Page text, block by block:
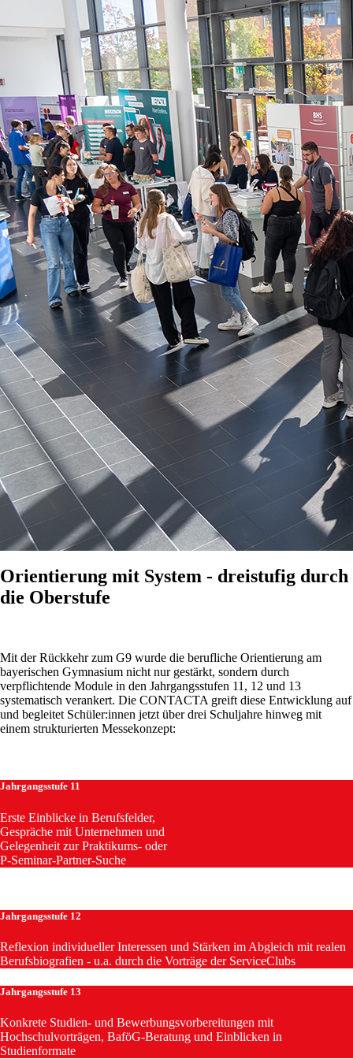
Orientierung mit System - dreistufig durch
die Oberstufe
Mit der Rückkehr zum G9 wurde die berufliche Orientierung am
bayerischen Gymnasium nicht nur gestärkt, sondern durch
verpflichtende Module in den Jahrgangsstufen 11, 12 und 13
systematisch verankert. Die CONTACTA greift diese Entwicklung auf
und begleitet Schüler:innen jetzt über drei Schuljahre hinweg mit
einem strukturierten Messekonzept:
Jahrgangsstufe 11
Erste Einblicke in Berufsfelder,
Gespräche mit Unternehmen und
Gelegenheit zur Praktikums- oder
P-Seminar-Partner-Suche
Jahrgangsstufe 12
Reflexion individueller Interessen und Stärken im Abgleich mit realen
Berufsbiografien - u.a. durch die Vorträge der ServiceClubs
Jahrgangsstufe 13
Konkrete Studien- und Bewerbungsvorbereitungen mit
Hochschulvorträgen, BaföG-Beratung und Einblicken in
Studienformate